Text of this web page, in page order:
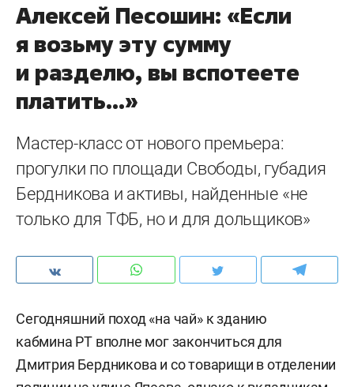
Алексей Песошин: «Если
я возьму эту сумму
и разделю, вы вспотеете
платить...»
Мастер-класс от нового премьера:
прогулки по площади Свободы, губадия
Бердникова и активы, найденные «не
только для ТФБ, но и для дольщиков»
Сегодняшний поход «на чай» к зданию
кабмина РТ вполне мог закончиться для
Дмитрия Бердникова и со товарищи в отделении